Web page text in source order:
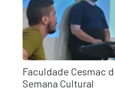
Faculdade Cesmac
Semana Cultural